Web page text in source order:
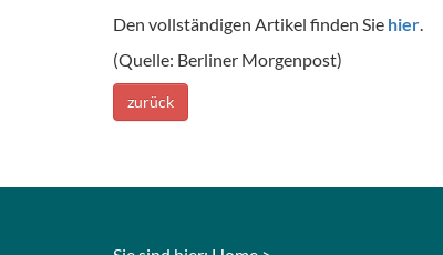
Den vollständigen Artikel finden Sie hier.
(Quelle: Berliner Morgenpost)
zurück